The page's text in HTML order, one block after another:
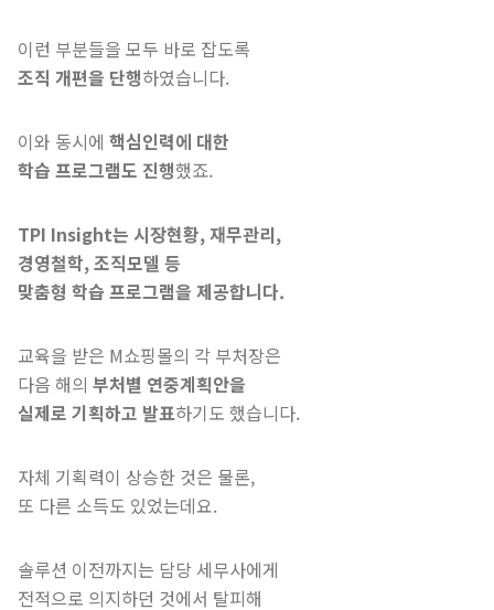
이런 부분들을 모두 바로 잡도록
조직 개편을 단행하였습니다.
이와 동시에 핵심인력에 대한
학습 프로그램도 진행했죠.
TPI Insight는 시장현황, 재무관리,
경영철학, 조직모델 등
맞춤형 학습 프로그램을 제공합니다.
교육을 받은 M쇼핑몰의 각 부처장은
다음 해의 부처별 연중계획안을
실제로 기획하고 발표하기도 했습니다.
자체 기획력이 상승한 것은 물론,
또 다른 소득도 있었는데요.
솔루션 이전까지는 담당 세무사에게
전적으로 의지하던 것에서 탈피해